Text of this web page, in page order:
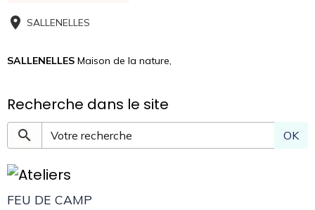
SALLENELLES
SALLENELLES Maison de la nature,
Recherche dans le site
OK
FEU DE CAMP